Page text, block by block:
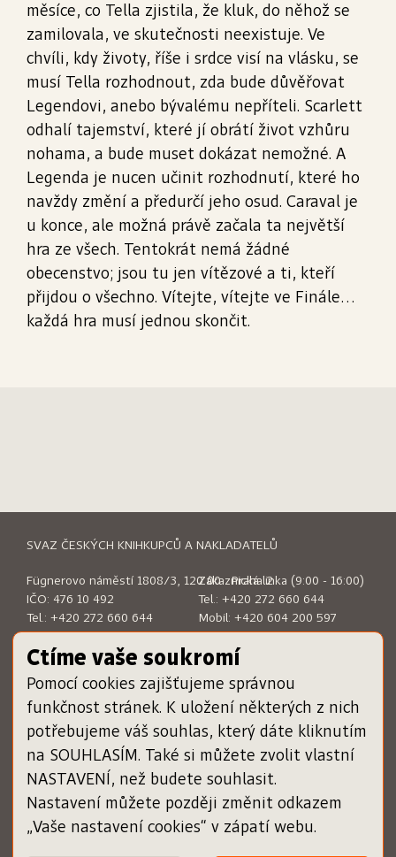
měsíce, co Tella zjistila, že kluk, do něhož se
zamilovala, ve skutečnosti neexistuje. Ve
chvíli, kdy životy, říše i srdce visí na vlásku, se
musí Tella rozhodnout, zda bude důvěřovat
Legendovi, anebo bývalému nepříteli. Scarlett
odhalí tajemství, které jí obrátí život vzhůru
nohama, a bude muset dokázat nemožné. A
Legenda je nucen učinit rozhodnutí, které ho
navždy změní a předurčí jeho osud. Caraval je
u konce, ale možná právě začala ta největší
hra ze všech. Tentokrát nemá žádné
obecenstvo; jsou tu jen vítězové a ti, kteří
přijdou o všechno. Vítejte, vítejte ve Finále...
každá hra musí jednou skončit.
SVAZ ČESKÝCH KNIHKUPCŮ A NAKLADATELŮ
Fügnerovo náměstí 1808/3, 120 00 Praha 2
IČO: 476 10 492
Tel.: +420 272 660 644
E-mail:sckn@sckn.cz
Zákaznická linka (9:00 - 16:00)
Tel.: +420 272 660 644
Mobil: +420 604 200 597
E-mail:info@dameknihu.cz
MENU
Uplatnit poukázku
Inspiromat
O projektu
Kontakty
ODKAZY
www.svetknihy.cz
www.knihatislusi.cz
www.nejlepsiknihydetem.cz
www.cenajirihoortena.cz
www.ceskeknihy.cz
časopis Knižní novinky
Ctíme vaše soukromí
Pomocí cookies zajišťujeme správnou
funkčnost stránek. K uložení některých z nich
potřebujeme váš souhlas, který dáte kliknutím
na SOUHLASÍM. Také si můžete zvolit vlastní
NASTAVENÍ, než budete souhlasit.
Nastavení můžete později změnit odkazem
„Vaše nastavení cookies“ v zápatí webu.